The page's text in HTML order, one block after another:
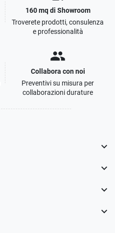
160 mq di Showroom
Troverete prodotti, consulenza
e professionalità
people
Collabora con noi
Preventivi su misura per
collaborazioni durature



